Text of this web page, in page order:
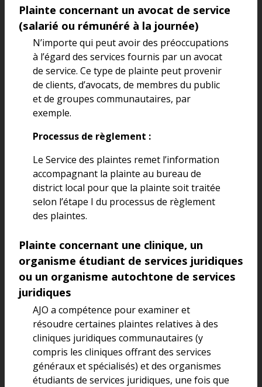
Plainte concernant un avocat de service
(salarié ou rémunéré à la journée)
N’importe qui peut avoir des préoccupations
à l’égard des services fournis par un avocat
de service. Ce type de plainte peut provenir
de clients, d’avocats, de membres du public
et de groupes communautaires, par
exemple.
Processus de règlement :
Le Service des plaintes remet l’information
accompagnant la plainte au bureau de
district local pour que la plainte soit traitée
selon l’étape I du processus de règlement
des plaintes.
Plainte concernant une clinique, un
organisme étudiant de services juridiques
ou un organisme autochtone de services
juridiques
AJO a compétence pour examiner et
résoudre certaines plaintes relatives à des
cliniques juridiques communautaires (y
compris les cliniques offrant des services
généraux et spécialisés) et des organismes
étudiants de services juridiques, une fois que